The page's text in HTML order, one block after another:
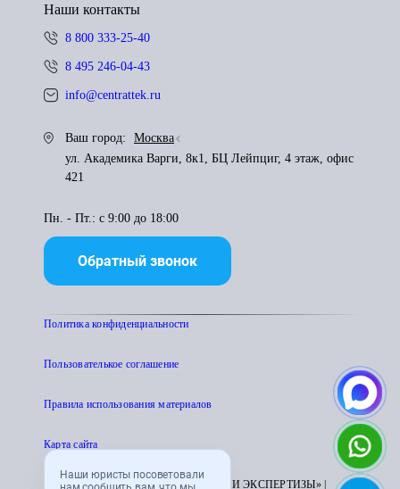
Наши юристы посоветовали
Наши контакты
8 800 333-25-40
8 495 246-04-43
info@centrattek.ru
Ваш город:
Москва
ул. Академика Варги, 8к1, БЦ Лейпциг, 4 этаж, офис
421
Пн. - Пт.: с 9:00 до 18:00
Обратный звонок
Политика конфиденциальности
Пользователькое соглашение
Правила использования материалов
Карта сайта
© 1995 - 2026 «ЦЕНТР АТТЕСТАЦИИ И ЭКСПЕРТИЗЫ» |